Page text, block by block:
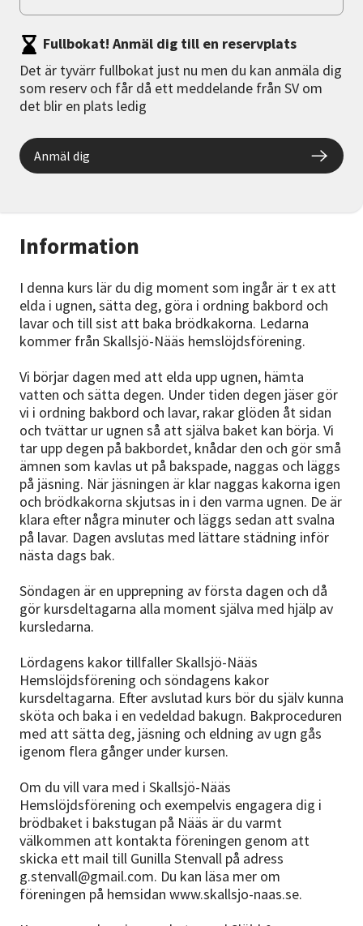
Information
I denna kurs lär du dig moment som ingår är t ex att
elda i ugnen, sätta deg, göra i ordning bakbord och
lavar och till sist att baka brödkakorna. Ledarna
kommer från Skallsjö-Nääs hemslöjdsförening.
Vi börjar dagen med att elda upp ugnen, hämta
vatten och sätta degen. Under tiden degen jäser gör
vi i ordning bakbord och lavar, rakar glöden åt sidan
och tvättar ur ugnen så att själva baket kan börja. Vi
tar upp degen på bakbordet, knådar den och gör små
ämnen som kavlas ut på bakspade, naggas och läggs
på jäsning. När jäsningen är klar naggas kakorna igen
och brödkakorna skjutsas in i den varma ugnen. De är
klara efter några minuter och läggs sedan att svalna
på lavar. Dagen avslutas med lättare städning inför
nästa dags bak.
Söndagen är en upprepning av första dagen och då
gör kursdeltagarna alla moment själva med hjälp av
kursledarna.
Lördagens kakor tillfaller Skallsjö-Nääs
Hemslöjdsförening och söndagens kakor
kursdeltagarna. Efter avslutad kurs bör du själv kunna
sköta och baka i en vedeldad bakugn. Bakproceduren
med att sätta deg, jäsning och eldning av ugn gås
igenom flera gånger under kursen.
Om du vill vara med i Skallsjö-Nääs
Hemslöjdsförening och exempelvis engagera dig i
brödbaket i bakstugan på Nääs är du varmt
välkommen att kontakta föreningen genom att
skicka ett mail till Gunilla Stenvall på adress
g.stenvall@gmail.com. Du kan läsa mer om
föreningen på hemsidan www.skallsjo-naas.se.
Fullbokat! Anmäl dig till en reservplats
Det är tyvärr fullbokat just nu men du kan anmäla dig
som reserv och får då ett meddelande från SV om
det blir en plats ledig
Anmäl dig